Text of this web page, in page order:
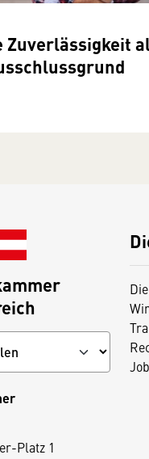
Zuverlässigkeit
Platz 1